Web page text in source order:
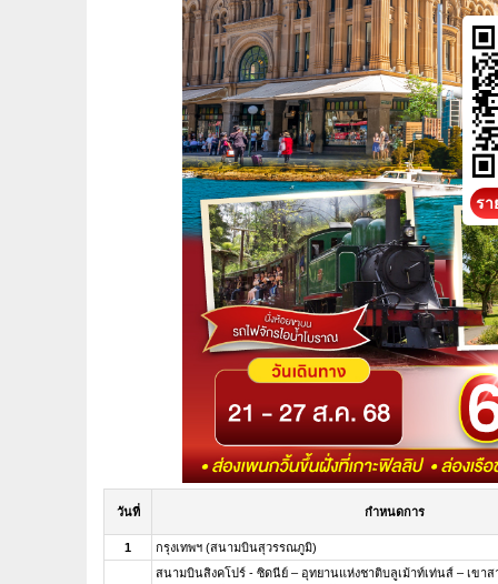
รา
วันที่ กำหนดการ
1 กรุงเทพฯ (สนามบินสุวรรณภูมิ)
สนามบินสิงคโปร์ - ซิดนีย์ – อุทยานแห่งชาติบลูเม้าท์เท่นส์ – เขาส